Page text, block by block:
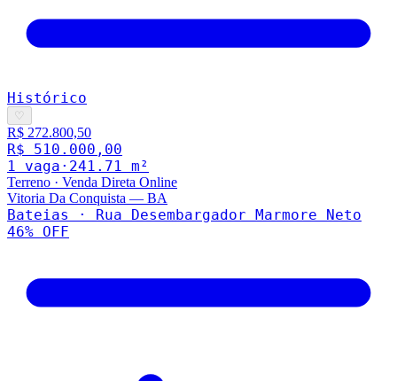
Histórico
♡
R$ 272.800,50
R$ 510.000,00
1 vaga · 241.71 m²
Terreno · Venda Direta Online
Vitoria Da Conquista — BA
Bateias · Rua Desembargador Marmore Neto
46% OFF